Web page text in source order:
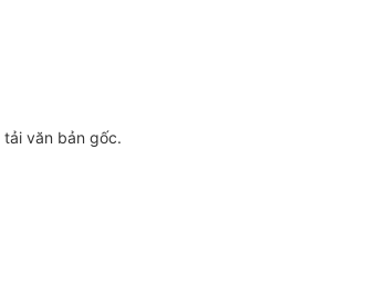
văn bản gốc.